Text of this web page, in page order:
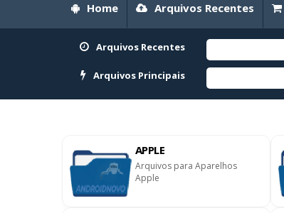
Home Arquivos Recentes
Arquivos Recentes
Arquivos Principais
APPLE
Arquivos para Aparelhos
Apple